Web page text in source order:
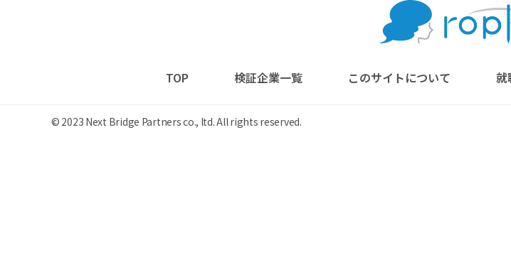
TOP 検証企業一覧 このサイトについて 就
© 2023 Next Bridge Partners co., ltd. All rights reserved.